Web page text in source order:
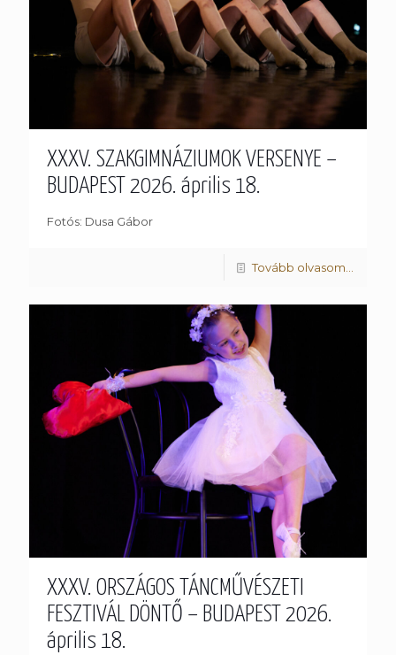
XXXV. SZAKGIMNÁZIUMOK VERSENYE –
BUDAPEST 2026. április 18.
Fotós: Dusa Gábor
Tovább olvasom...
XXXV. ORSZÁGOS TÁNCMŰVÉSZETI
FESZTIVÁL DÖNTŐ – BUDAPEST 2026.
április 18.